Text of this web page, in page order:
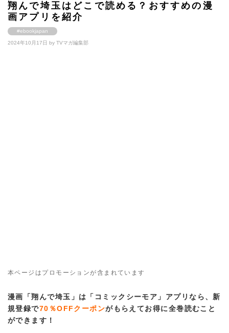
翔んで埼玉はどこで読める？おすすめの漫
画アプリを紹介
#ebookjapan
2024年10月17日 by TVマガ編集部
本ページはプロモーションが含まれています
漫画「翔んで埼玉」は「コミックシーモア」アプリなら、新
規登録で70％OFFクーポンがもらえてお得に全巻読むこと
ができます！